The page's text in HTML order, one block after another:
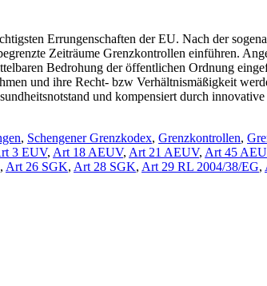
Errungenschaften der EU. Nach der
Zeiträume Grenzkontrollen einführen.
Bedrohung der öffentlichen Ordnung
und ihre Recht- bzw Verhältnismäßigkeit
und kompensiert durch
, Schengener Grenzkodex, Grenzkontrollen,
3 EUV, Art 18 AEUV, Art 21 AEUV, Art 45
, Art 26 SGK, Art 28 SGK, Art 29 RL 2004/38/EG,